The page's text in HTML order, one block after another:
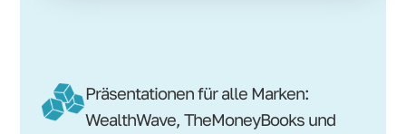
Präsentationen für alle Marken:
WealthWave, TheMoneyBooks und